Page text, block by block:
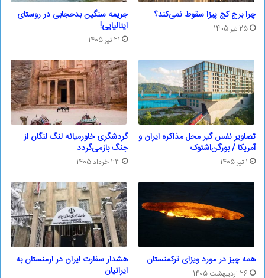
چرا برج کج پیزا سقوط نمی‌کند؟
25 تیر 1405
جریمه سنگین بدحجابی در روستای
ایتالیایی!
21 تیر 1405
تصاویر نفس گیر محل مذاکره ایران و
آمریکا / بورگن‌اشتوک
1 تیر 1405
گردشگری خاورمیانه لنگ لنگان از
جنگ بازمی‌گردد
23 خرداد 1405
همه چیز در مورد ویزای ترکمنستان
26 اردیبهشت 1405
هشدار سفارت ایران در ارمنستان به
ایرانیان